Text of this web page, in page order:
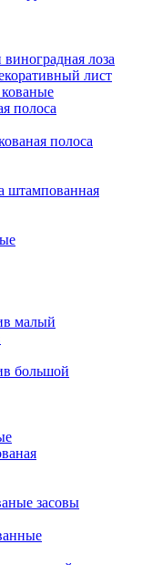
лоза
лист
полоса
полоса
штампованная
малый
большой
засовы